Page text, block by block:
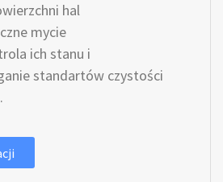
hal
mycie
ich stanu i
standartów czystości